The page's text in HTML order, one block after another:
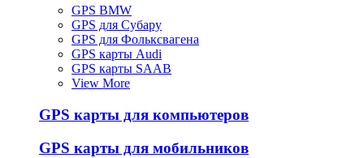
GPS BMW
GPS для Субару
GPS для Фольксвагена
GPS карты Audi
GPS карты SAAB
View More
GPS карты для компьютеров
GPS карты для мобильников